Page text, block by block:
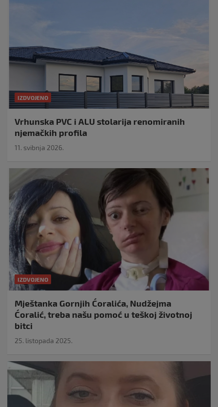
IZDVOJENO
Vrhunska PVC i ALU stolarija renomiranih
njemačkih profila
11. svibnja 2026.
IZDVOJENO
Mještanka Gornjih Ćoralića, Nudžejma
Ćoralić, treba našu pomoć u teškoj životnoj
bitci
25. listopada 2025.